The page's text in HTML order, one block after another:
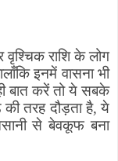
वृश्चिक राशि के लोग
इनमें वासना भी
बात करें तो ये सबके
की तरह दौड़ता है, ये
से बेवकूफ बना